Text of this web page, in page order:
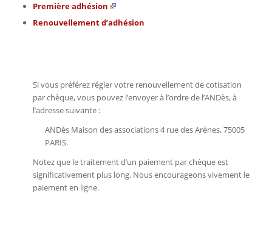
Première adhésion
Renouvellement d’adhésion
Si vous préférez régler votre renouvellement de cotisation
par chèque, vous pouvez l’envoyer à l’ordre de l’ANDès, à
l’adresse suivante :
ANDès Maison des associations 4 rue des Arènes, 75005
PARIS.
Notez que le traitement d’un paiement par chèque est
significativement plus long. Nous encourageons vivement le
paiement en ligne.